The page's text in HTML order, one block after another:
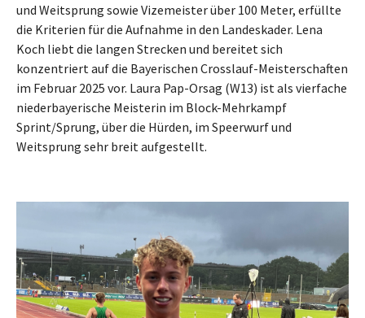
und Weitsprung sowie Vizemeister über 100 Meter, erfüllte
die Kriterien für die Aufnahme in den Landeskader. Lena
Koch liebt die langen Strecken und bereitet sich
konzentriert auf die Bayerischen Crosslauf-Meisterschaften
im Februar 2025 vor. Laura Pap-Orsag (W13) ist als vierfache
niederbayerische Meisterin im Block-Mehrkampf
Sprint/Sprung, über die Hürden, im Speerwurf und
Weitsprung sehr breit aufgestellt.